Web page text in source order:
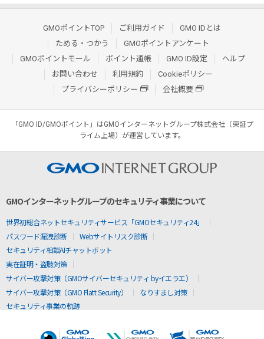
GMOポイントTOP ご利用ガイド
GMO IDとは
ためる・つかう
GMOポイントアンケート
GMOポイントモール
ポイント通帳 GMO ID設定
ヘルプ
お問い合わせ
利用規約
Cookieポリシー
プライバシーポリシー
会社概要
「GMO ID/GMOポイント」はGMOインターネットグループ株式会社（東証プ
ライム上場）が運営しています。
GMOインターネットグループのセキュリティ事業について
世界初総合ネットセキュリティサービス「GMOセキュリティ24」
パスワード漏洩診断
Webサイトリスク診断
セキュリティ相談AIチャットボット
実在証明・盗聴対策
サイバー攻撃対策（GMOサイバーセキュリティ byイエラエ）
サイバー攻撃対策（GMO Flatt Security）
なりすまし対策
セキュリティ事業の軌跡